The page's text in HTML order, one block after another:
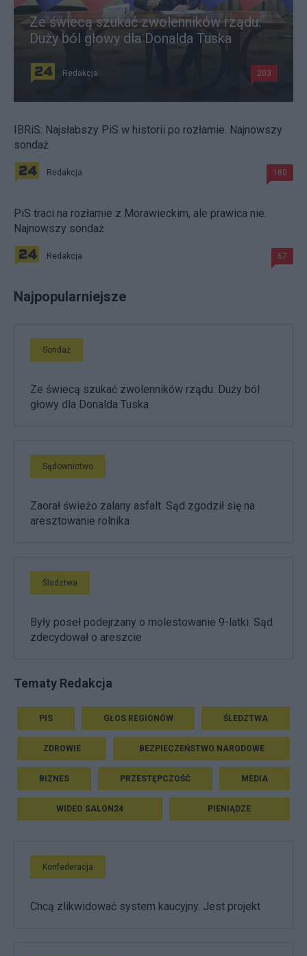
Ze świecą szukać zwolenników rządu.
Duży ból głowy dla Donalda Tuska
Redakcja 203
IBRiS: Najsłabszy PiS w historii po rozłamie. Najnowszy
sondaż
Redakcja 180
PiS traci na rozłamie z Morawieckim, ale prawica nie.
Najnowszy sondaż
Redakcja 67
Najpopularniejsze
Sondaż
Ze świecą szukać zwolenników rządu. Duży ból
głowy dla Donalda Tuska
Sądownictwo
Zaorał świeżo zalany asfalt. Sąd zgodził się na
aresztowanie rolnika
Śledztwa
Były poseł podejrzany o molestowanie 9-latki. Sąd
zdecydował o areszcie
Tematy Redakcja
PIS GŁOS REGIONÓW ŚLEDZTWA
ZDROWIE BEZPIECZEŃSTWO NARODOWE
BIZNES PRZESTĘPCZOŚĆ MEDIA
WIDEO SALON24 PIENIĄDZE
Konfederacja
Chcą zlikwidować system kaucyjny. Jest projekt